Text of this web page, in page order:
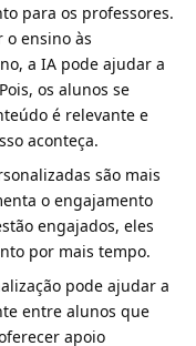
para os professores.
o ensino às
a IA pode ajudar a
os alunos se
é relevante e
aconteça.
são mais
o engajamento
engajados, eles
por mais tempo.
pode ajudar a
entre alunos que
apoio